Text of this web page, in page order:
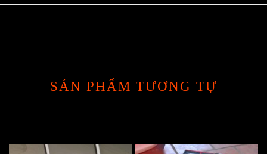
SẢN PHẨM TƯƠNG TỰ